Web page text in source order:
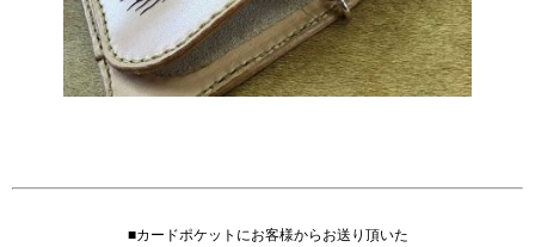
■カードポケットにお客様からお送り頂いた